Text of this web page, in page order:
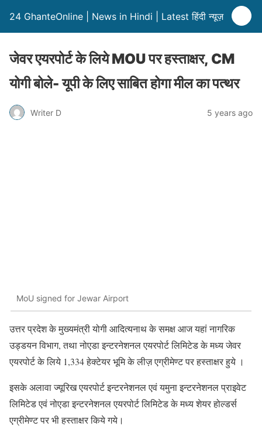
24 GhanteOnline | News in Hindi | Latest हिंदी न्यूज़
जेवर एयरपोर्ट के लिये MOU पर हस्ताक्षर, CM
योगी बोले- यूपी के लिए साबित होगा मील का पत्थर
Writer D 5 years ago
MoU signed for Jewar Airport
उत्तर प्रदेश के मुख्यमंत्री योगी आदित्यनाथ के समक्ष आज यहां नागरिक
उड्डयन विभाग, तथा नोएडा इन्टरनेशनल एयरपोर्ट लिमिटेड के मध्य जेवर
एयरपोर्ट के लिये 1,334 हेक्टेयर भूमि के लीज़ एग्रीमेण्ट पर हस्ताक्षर हुये ।
इसके अलावा ज्यूरिख एयरपोर्ट इन्टरनेशनल एवं यमुना इन्टरनेशनल प्राइवेट
लिमिटेड एवं नोएडा इन्टरनेशनल एयरपोर्ट लिमिटेड के मध्य शेयर होल्डर्स
एग्रीमेण्ट पर भी हस्ताक्षर किये गये।